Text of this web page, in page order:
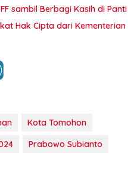
sambil Berbagi Kasih di Panti
Hak Cipta dari Kementerian
Kota Tomohon
Prabowo Subianto